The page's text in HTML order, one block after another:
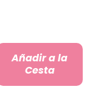
Añadir a la
Cesta